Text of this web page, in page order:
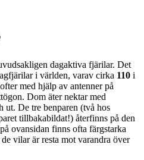
dagaktiva fjärilar. Det
i världen, varav cirka 110 i
med hjälp av antenner på
Dom äter nektar med
ut. De tre benparen (två hos
tillbakabildat!) återfinns på den
ovansidan finns ofta färgstarka
vilar är resta mot varandra över